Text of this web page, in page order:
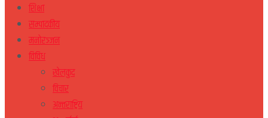
शिक्षा
सम्पादकीय
मनोरञ्जन
विविध
खेलकुद
विचार
अन्तराष्ट्रिय